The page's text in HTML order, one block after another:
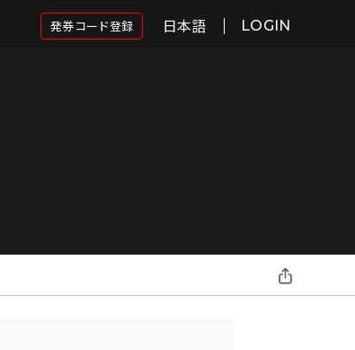
発券コード登録 日本語 LOGIN